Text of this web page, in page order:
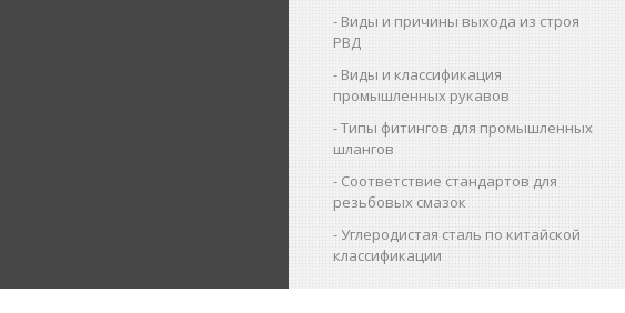
Виды и причины выхода из строя
РВД
Виды и классификация
промышленных рукавов
Типы фитингов для промышленных
шлангов
Соответствие стандартов для
резьбовых смазок
Углеродистая сталь по китайской
классификации